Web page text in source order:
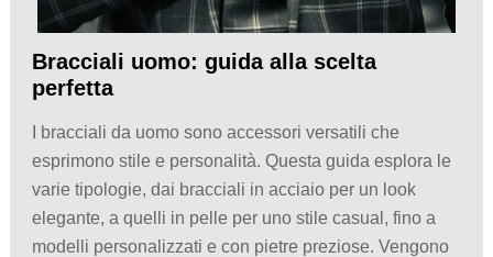
Bracciali uomo: guida alla scelta
perfetta
I bracciali da uomo sono accessori versatili che
esprimono stile e personalità. Questa guida esplora le
varie tipologie, dai bracciali in acciaio per un look
elegante, a quelli in pelle per uno stile casual, fino a
modelli personalizzati e con pietre preziose. Vengono